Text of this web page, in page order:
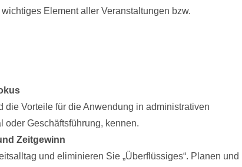
Element aller Veranstaltungen bzw.
die Vorteile für die Anwendung in administrativen
oder Geschäftsführung, kennen.
Zeitgewinn
und eliminieren Sie „Überflüssiges“. Planen und